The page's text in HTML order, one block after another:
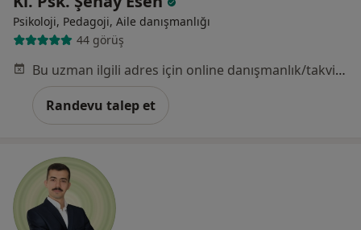
Psikoloji, Pedagoji, Aile danışmanlığı
44 görüş
Bu uzman ilgili adres için online danışmanlık/takvim sunmuyor.
Randevu talep et